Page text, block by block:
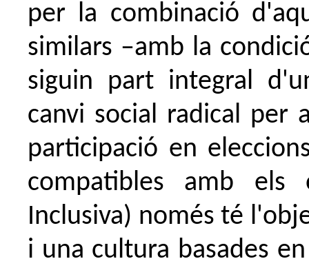
per la combinació
similars –amb la
siguin part integral
canvi social radical per
participació en
compatibles amb els
Inclusiva) només té
i una cultura basades